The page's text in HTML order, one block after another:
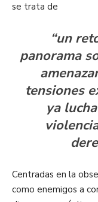
se trata de
“un
panorama
tensiones
ya
Centradas en la
como enemigos a